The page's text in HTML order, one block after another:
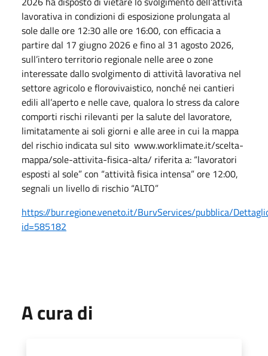
lavorativa in condizioni di esposizione prolungata al
sole dalle ore 12:30 alle ore 16:00, con efficacia a
partire dal 17 giugno 2026 e fino al 31 agosto 2026,
sull’intero territorio regionale nelle aree o zone
interessate dallo svolgimento di attività lavorativa nel
settore agricolo e florovivaistico, nonché nei cantieri
edili all’aperto e nelle cave, qualora lo stress da calore
comporti rischi rilevanti per la salute del lavoratore,
limitatamente ai soli giorni e alle aree in cui la mappa
del rischio indicata sul sito www.worklimate.it/scelta-
mappa/sole-attivita-fisica-alta/ riferita a: “lavoratori
esposti al sole” con “attività fisica intensa” ore 12:00,
segnali un livello di rischio “ALTO”
https://bur.regione.veneto.it/BurvServices/pubblica/
id=585182
A cura di